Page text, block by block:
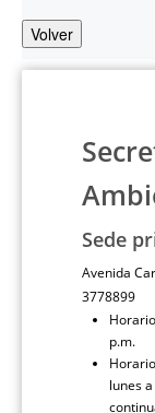
Volver
Sede
Avenida
3778899
p.m.
lunes